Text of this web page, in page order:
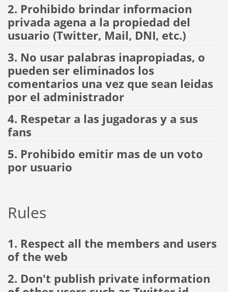
2. Prohibido brindar informacion
privada agena a la propiedad del
usuario (Twitter, Mail, DNI, etc.)
3. No usar palabras inapropiadas, o
pueden ser eliminados los
comentarios una vez que sean leidas
por el administrador
4. Respetar a las jugadoras y a sus
fans
5. Prohibido emitir mas de un voto
por usuario
Rules
1. Respect all the members and users
of the web
2. Don't publish private information